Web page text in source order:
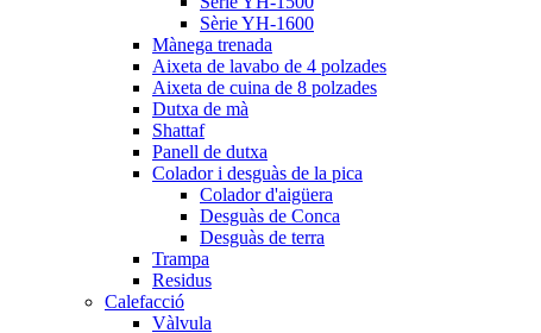
Sèrie YH-1600
Mànega trenada
Aixeta de lavabo de 4 polzades
Aixeta de cuina de 8 polzades
Dutxa de mà
Shattaf
Panell de dutxa
Colador i desguàs de la pica
Colador d'aigüera
Desguàs de Conca
Desguàs de terra
Trampa
Residus
Calefacció
Vàlvula